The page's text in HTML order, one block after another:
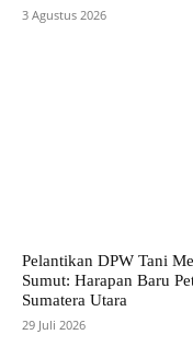
3 Agustus 2026
Pelantikan DPW Tani
Sumut: Harapan Baru
Sumatera Utara
29 Juli 2026